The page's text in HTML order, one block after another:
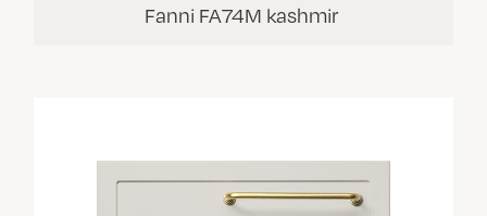
Fanni FA74M kashmir